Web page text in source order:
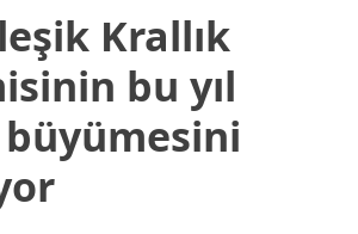
Krallık
bu yıl